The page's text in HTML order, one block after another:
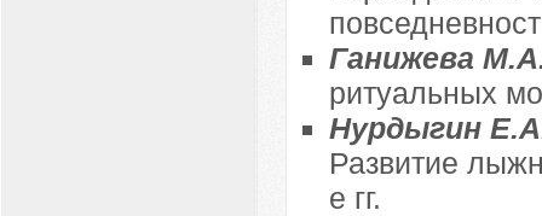
Ганижева
ритуальных
Нурдыгин
Развитие
е гг.